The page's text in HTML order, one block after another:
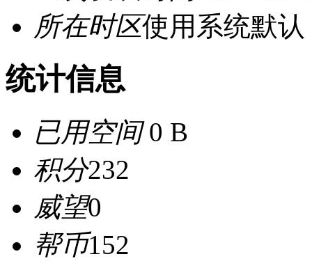
所在时区使用系统默认
统计信息
已用空间0 B
积分232
威望0
帮币152